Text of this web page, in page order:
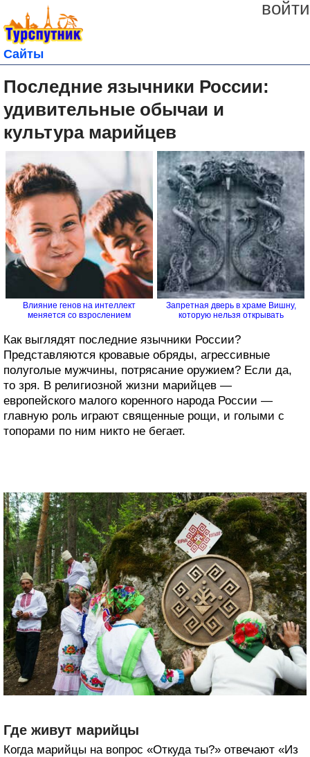
войти
Сайты
Последние язычники России:
удивительные обычаи и
культура марийцев
Влияние генов на интеллект
меняется со взрослением
Запретная дверь в храме Вишну,
которую нельзя открывать
Как выглядят последние язычники России?
Представляются кровавые обряды, агрессивные
полуголые мужчины, потрясание оружием? Если да,
то зря. В религиозной жизни марийцев —
европейского малого коренного народа России —
главную роль играют священные рощи, и голыми с
топорами по ним никто не бегает.
Где живут марийцы
Когда марийцы на вопрос «Откуда ты?» отвечают «Из